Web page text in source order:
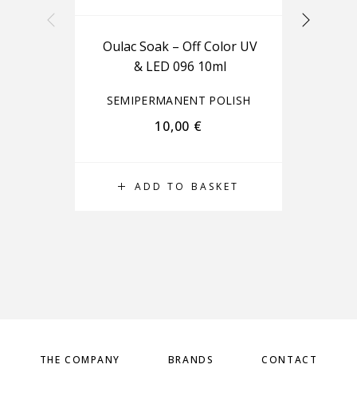
ADD TO BASKET
Oulac Soak – Off Color UV
& LED 096 10ml
SEMIPERMANENT POLISH
10,00 €
THE COMPANY BRANDS CONTACT